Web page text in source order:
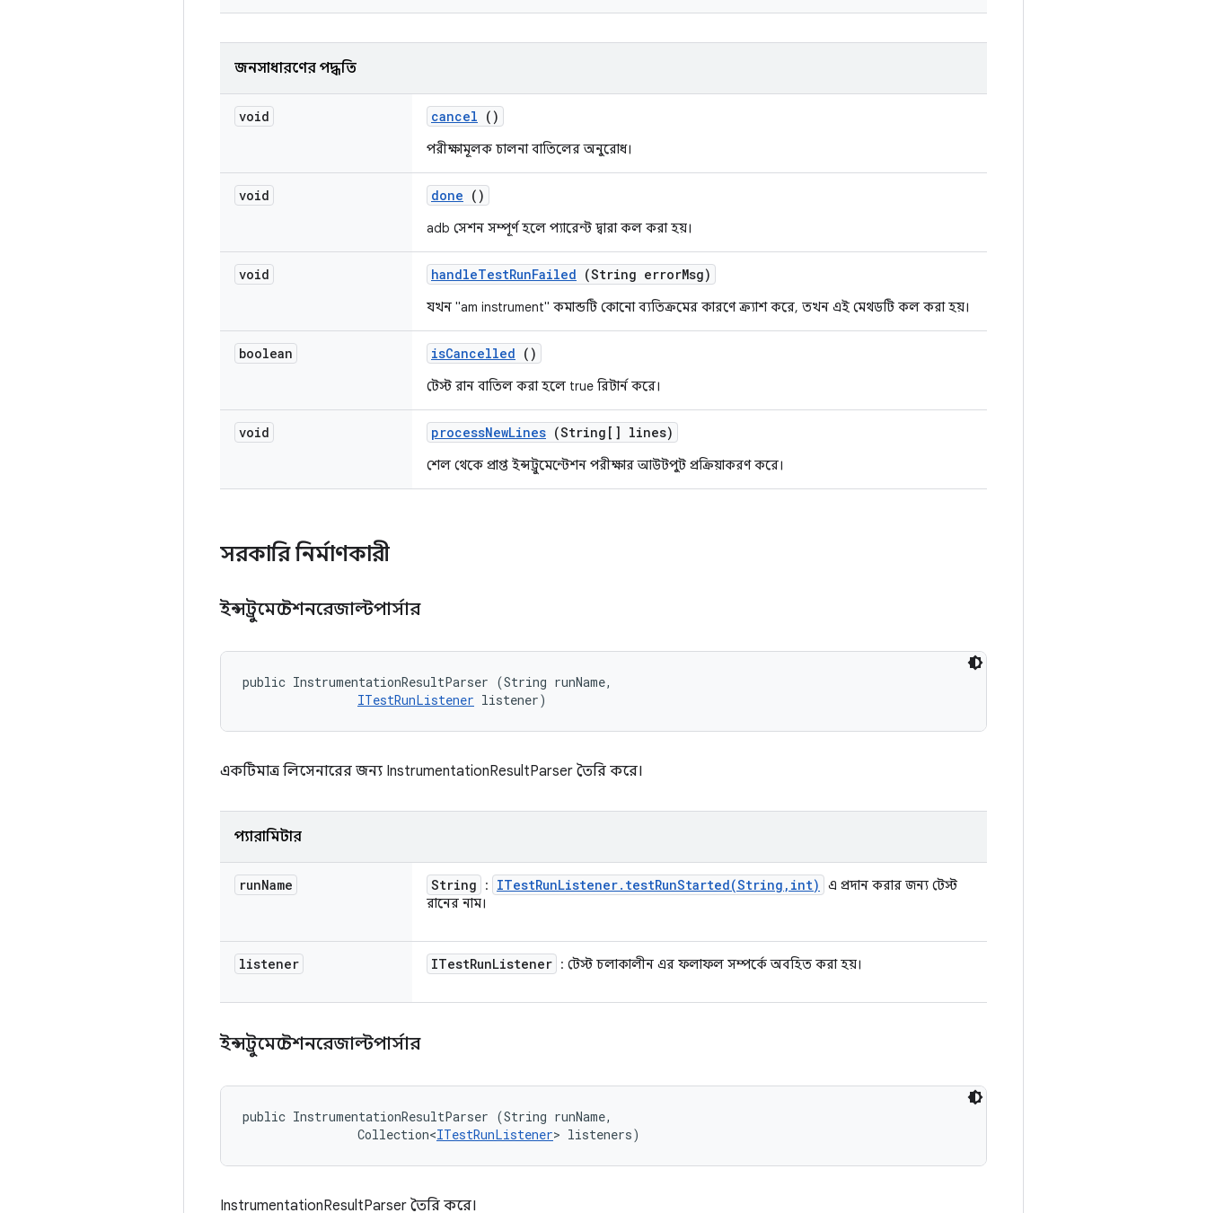
জনসাধারণের পদ্ধতি
void cancel ()
পরীক্ষামূলক চালনা বাতিলের অনুরোধ।
void done ()
adb সেশন সম্পূর্ণ হলে প্যারেন্ট দ্বারা কল করা হয়।
void handleTestRunFailed (String errorMsg)
যখন "am instrument" কমান্ডটি কোনো ব্যতিক্রমের কারণে ক্র্যাশ করে, তখন এই মেথডটি কল করা হয়।
boolean isCancelled ()
টেস্ট রান বাতিল করা হলে true রিটার্ন করে।
void processNewLines (String[] lines)
শেল থেকে প্রাপ্ত ইন্সট্রুমেন্টেশন পরীক্ষার আউটপুট প্রক্রিয়াকরণ করে।
সরকারি নির্মাণকারী
ইন্সট্রুমেন্টেশনরেজাল্টপার্সার
public InstrumentationResultParser (String runName,
ITestRunListener listener)
একটিমাত্র লিসেনারের জন্য InstrumentationResultParser তৈরি করে।
প্যারামিটার
runName String : ITestRunListener. testRunStarted(String , int)
এ প্রদান করার জন্য টেস্ট
রানের নাম।
listener ITestRunListener : টেস্ট চলাকালীন এর ফলাফল সম্পর্কে অবহিত করা হয়।
ইন্সট্রুমেন্টেশনরেজাল্টপার্সার
public InstrumentationResultParser (String runName,
                Collection<
ITestRunListener> listeners)
InstrumentationResultParser তৈরি করে।